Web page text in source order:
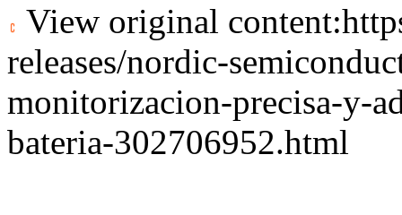
View original content:
releases/nordic-
monitorizacion-precisa-y-
bateria-302706952.html